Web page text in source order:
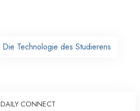
Die Technologie des Studierens
DAILY CONNECT